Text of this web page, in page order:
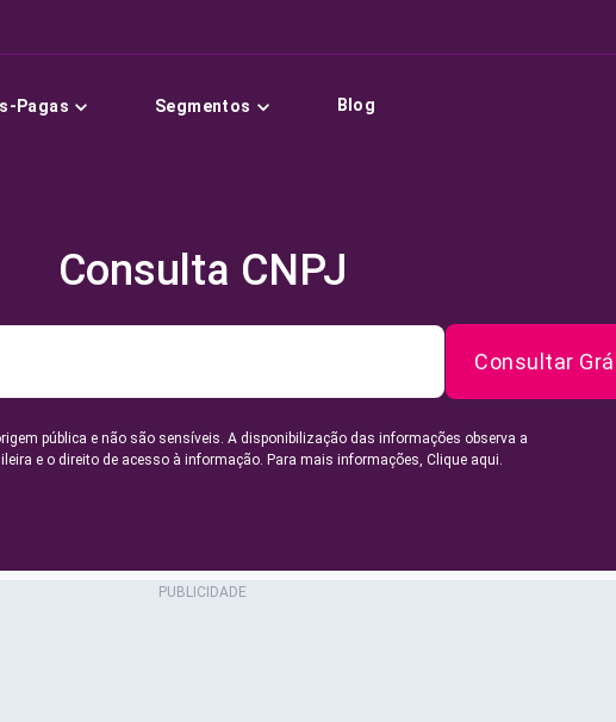
Pagas Segmentos Blog
Consulta CNPJ
Consultar
pública e não são sensíveis. A disponibilização das informações observa a
e o direito de acesso à informação. Para mais informações, Clique aqui.